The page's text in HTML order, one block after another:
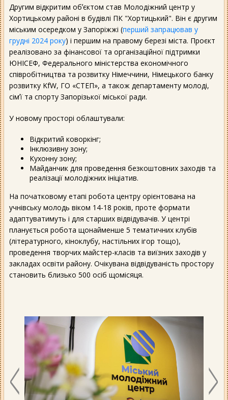
Другим відкритим обʼєктом став Молодіжний центр у
Хортицькому районі в будівлі ПК "Хортицький". Він є другим
міським осередком у Запоріжжі (перший запрацював у
грудні 2024 року) і першим на правому березі міста. Проєкт
реалізовано за фінансової та організаційної підтримки
ЮНІСЕФ, Федерального міністерства економічного
співробітництва та розвитку Німеччини, Німецького банку
розвитку KfW, ГО «СТЕП», а також департаменту молоді,
сімʼї та спорту Запорізької міської ради.
У новому просторі облаштували:
Відкритий коворкінг;
Інклюзивну зону;
Кухонну зону;
Майданчик для проведення безкоштовних заходів та
реалізації молодіжних ініціатив.
На початковому етапі робота центру орієнтована на
учнівську молодь віком 14-18 років, проте формати
адаптуватимуть і для старших відвідувачів. У центрі
планується робота щонайменше 5 тематичних клубів
(літературного, кіноклубу, настільних ігор тощо),
проведення творчих майстер-класів та виїзних заходів у
закладах освіти району. Очікувана відвідуваність простору
становить близько 500 осіб щомісяця.